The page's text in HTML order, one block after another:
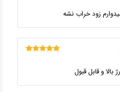
زود خراب نشه
و قابل قبول